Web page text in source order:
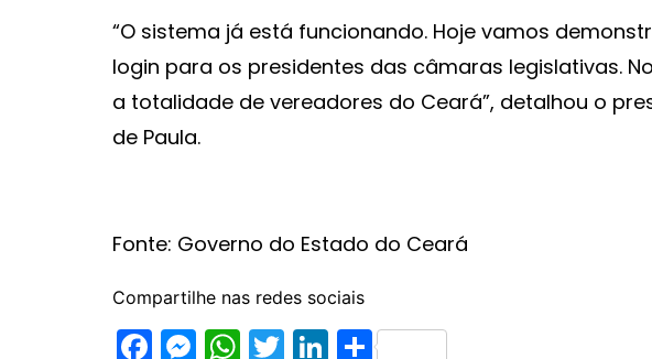
“O sistema já está funcionando. Hoje vamos
login para os presidentes das câmaras legislativas.
a totalidade de vereadores do Ceará”, detalhou o
de Paula.
Fonte: Governo do Estado do Ceará
Compartilhe nas redes sociais
F M W T Li S